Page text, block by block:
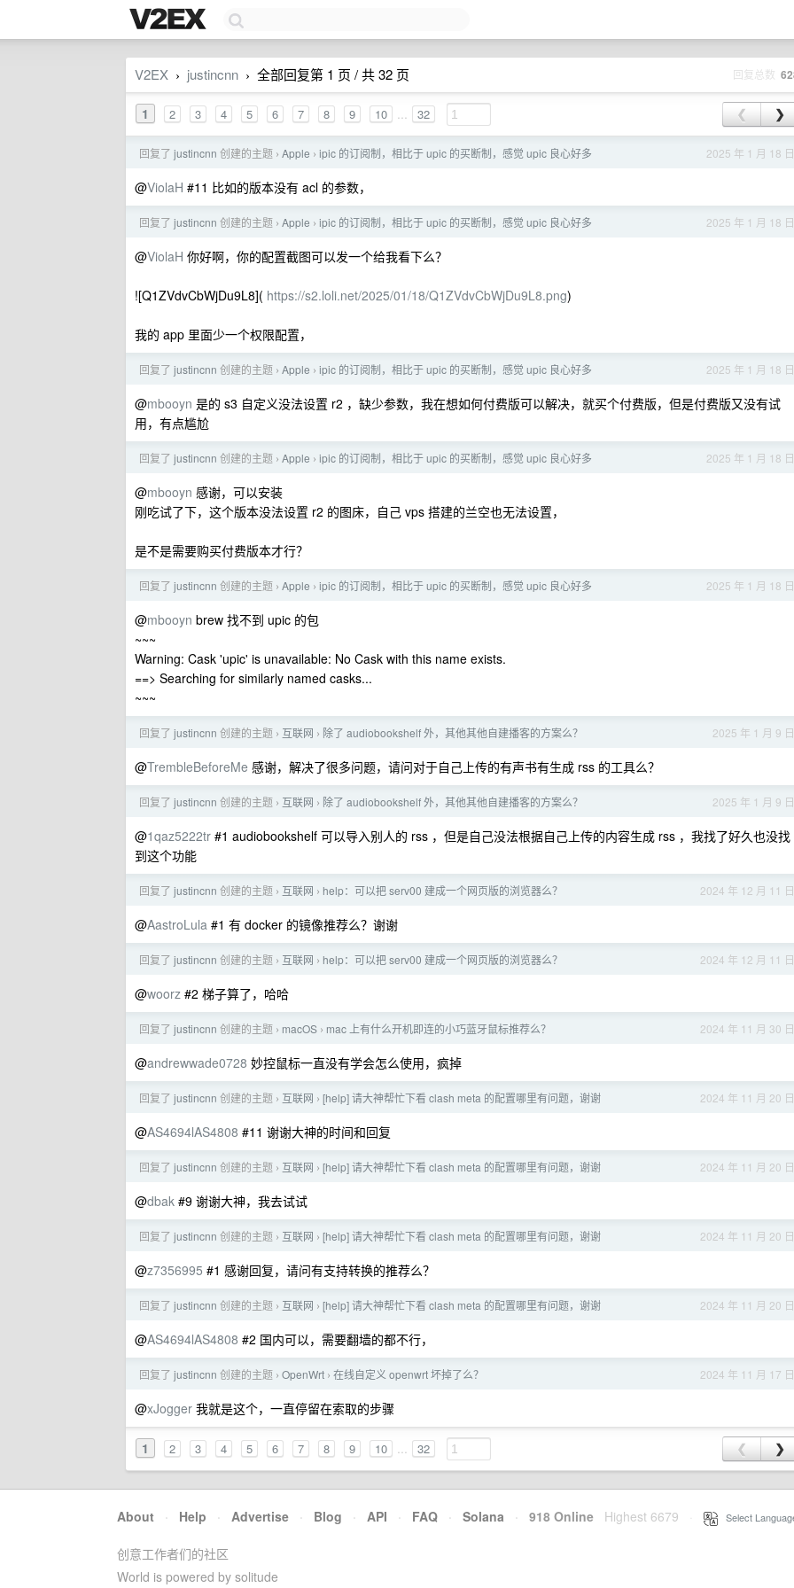
V2EX › justincnn › 全部回复第 1 页 / 共 32 页 回复总数
1 2 3 4 5 6 7 8 9 10 ... 32 ❮ ❯
2025 年 1 月 18 日
回复了 justincnn 创建的主题 › Apple › ipic 的订阅制，相比于 upic 的买断制，感觉 upic 良心好多
@ViolaH #11 比如的版本没有 acl 的参数，
2025 年 1 月 18 日
回复了 justincnn 创建的主题 › Apple › ipic 的订阅制，相比于 upic 的买断制，感觉 upic 良心好多
@ViolaH 你好啊，你的配置截图可以发一个给我看下么？
![Q1ZVdvCbWjDu9L8]( https://s2.loli.net/2025/01/18/Q1ZVdvCbWjDu9L8.png)
我的 app 里面少一个权限配置，
2025 年 1 月 18 日
回复了 justincnn 创建的主题 › Apple › ipic 的订阅制，相比于 upic 的买断制，感觉 upic 良心好多
@mbooyn 是的 s3 自定义没法设置 r2 ，缺少参数，我在想如何付费版可以解决，就买个付费版，但是付费版又没有试
用，有点尴尬
2025 年 1 月 18 日
回复了 justincnn 创建的主题 › Apple › ipic 的订阅制，相比于 upic 的买断制，感觉 upic 良心好多
@mbooyn 感谢，可以安装
刚吃试了下，这个版本没法设置 r2 的图床，自己 vps 搭建的兰空也无法设置，
是不是需要购买付费版本才行？
2025 年 1 月 18 日
回复了 justincnn 创建的主题 › Apple › ipic 的订阅制，相比于 upic 的买断制，感觉 upic 良心好多
@mbooyn brew 找不到 upic 的包
~~~
Warning: Cask 'upic' is unavailable: No Cask with this name exists.
==> Searching for similarly named casks...
~~~
2025 年 1 月 9 日
回复了 justincnn 创建的主题 › 互联网 › 除了 audiobookshelf 外，其他其他自建播客的方案么？
@TrembleBeforeMe 感谢，解决了很多问题，请问对于自己上传的有声书有生成 rss 的工具么？
2025 年 1 月 9 日
回复了 justincnn 创建的主题 › 互联网 › 除了 audiobookshelf 外，其他其他自建播客的方案么？
@1qaz5222tr #1 audiobookshelf 可以导入别人的 rss ，但是自己没法根据自己上传的内容生成 rss ，我找了好久也没找
到这个功能
2024 年 12 月 11 日
回复了 justincnn 创建的主题 › 互联网 › help：可以把 serv00 建成一个网页版的浏览器么？
@AastroLula #1 有 docker 的镜像推荐么？谢谢
2024 年 12 月 11 日
回复了 justincnn 创建的主题 › 互联网 › help：可以把 serv00 建成一个网页版的浏览器么？
@woorz #2 梯子算了，哈哈
2024 年 11 月 30 日
回复了 justincnn 创建的主题 › macOS › mac 上有什么开机即连的小巧蓝牙鼠标推荐么？
@andrewwade0728 妙控鼠标一直没有学会怎么使用，疯掉
2024 年 11 月 20 日
回复了 justincnn 创建的主题 › 互联网 › [help] 请大神帮忙下看 clash meta 的配置哪里有问题，谢谢
@AS4694lAS4808 #11 谢谢大神的时间和回复
2024 年 11 月 20 日
回复了 justincnn 创建的主题 › 互联网 › [help] 请大神帮忙下看 clash meta 的配置哪里有问题，谢谢
@dbak #9 谢谢大神，我去试试
2024 年 11 月 20 日
回复了 justincnn 创建的主题 › 互联网 › [help] 请大神帮忙下看 clash meta 的配置哪里有问题，谢谢
@z7356995 #1 感谢回复，请问有支持转换的推荐么？
2024 年 11 月 20 日
回复了 justincnn 创建的主题 › 互联网 › [help] 请大神帮忙下看 clash meta 的配置哪里有问题，谢谢
@AS4694lAS4808 #2 国内可以，需要翻墙的都不行，
2024 年 11 月 17 日
回复了 justincnn 创建的主题 › OpenWrt › 在线自定义 openwrt 坏掉了么？
@xJogger 我就是这个，一直停留在索取的步骤
1 2 3 4 5 6 7 8 9 10 ... 32 ❮ ❯
About · Help · Advertise · Blog · API · FAQ · Solana · 918 Online Highest 6679 Select
创意工作者们的社区
World is powered by solitude